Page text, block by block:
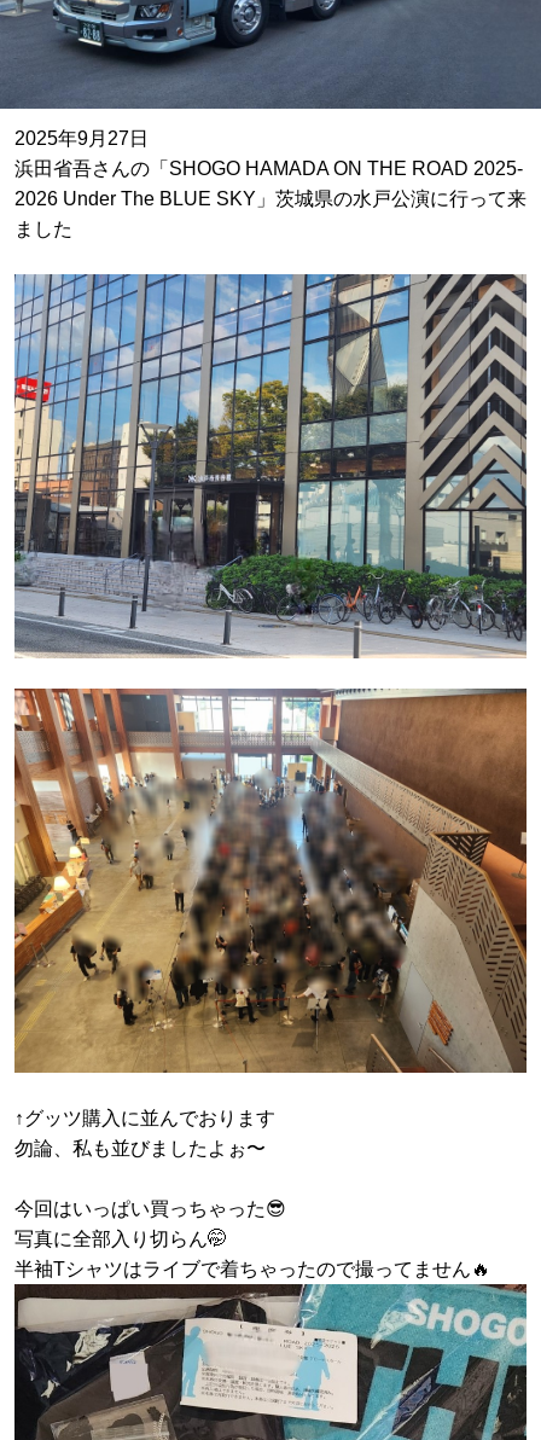
2025年9月27日
浜田省吾さんの「SHOGO HAMADA ON THE ROAD 2025-
2026 Under The BLUE SKY」茨城県の水戸公演に行って来
ました
↑グッツ購入に並んでおります
勿論、私も並びましたよぉ〜
今回はいっぱい買っちゃった😎
写真に全部入り切らん🤭
半袖Tシャツはライブで着ちゃったので撮ってません🔥